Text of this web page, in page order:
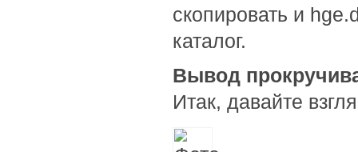
скопировать и
каталог.
Вывод
Итак, давайте